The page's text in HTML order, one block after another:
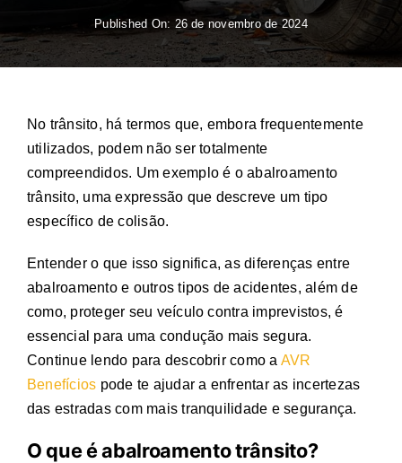
Published On: 26 de novembro de 2024
No trânsito, há termos que, embora frequentemente
utilizados, podem não ser totalmente
compreendidos. Um exemplo é oabalroamento
trânsito, uma expressão que descreve um tipo
específico de colisão.
Entender o que isso significa, as diferenças entre
abalroamento e outros tipos de acidentes, além de
como, proteger seu veículo contra imprevistos, é
essencial para uma condução mais segura.
Continue lendo para descobrir como a AVR
Benefícios pode te ajudar a enfrentar as incertezas
das estradas com mais tranquilidade e segurança.
O que éabalroamento trânsito?